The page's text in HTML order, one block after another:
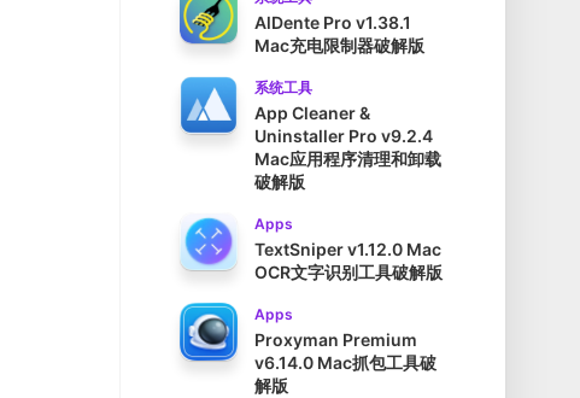
AlDente Pro v1.38.1
Mac充电限制器破解版
系统工具
App Cleaner &
Uninstaller Pro v9.2.4
Mac应用程序清理和卸载
破解版
Apps
TextSniper v1.12.0 Mac
OCR文字识别工具破解版
Apps
Proxyman Premium
v6.14.0 Mac抓包工具破
解版